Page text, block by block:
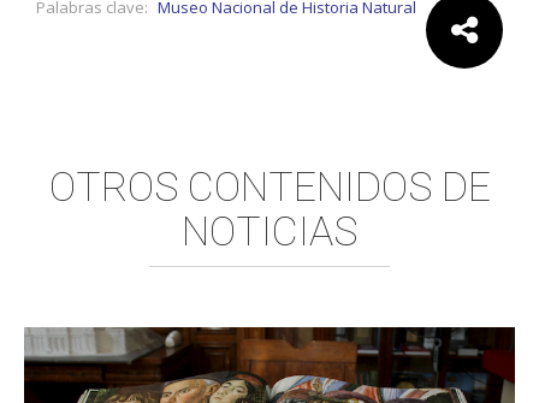
Palabras clave: Museo Nacional de Historia Natural
OTROS CONTENIDOS DE
NOTICIAS